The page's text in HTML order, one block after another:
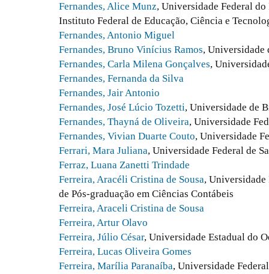
Fernandes, Alice Munz, Universidade Federal
Instituto Federal de Educação, Ciência e
Fernandes, Antonio Miguel
Fernandes, Bruno Vinícius Ramos, Universidade
Fernandes, Carla Milena Gonçalves,
Fernandes, Fernanda da Silva
Fernandes, Jair Antonio
Fernandes, José Lúcio Tozetti, Universidade de
Fernandes, Thayná de Oliveira, Universidade
Fernandes, Vivian Duarte Couto, Universidade
Ferrari, Mara Juliana, Universidade Federal de
Ferraz, Luana Zanetti Trindade
Ferreira, Aracéli Cristina de Sousa, Universidade
de Pós-graduação em Ciências Contábeis
Ferreira, Araceli Cristina de Sousa
Ferreira, Artur Olavo
Ferreira, Júlio César, Universidade Estadual do
Ferreira, Lucas Oliveira Gomes
Ferreira, Marília Paranaíba, Universidade